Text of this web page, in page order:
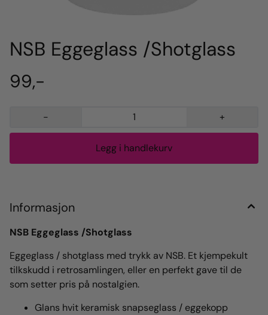
NSB Eggeglass /Shotglass
99,-
- +
Informasjon
NSB Eggeglass /Shotglass
Eggeglass / shotglass med trykk av NSB. Et kjempekult
tilkskudd i retrosamlingen, eller en perfekt gave til de
som setter pris på nostalgien.
Glans hvit keramisk snapseglass / eggekopp